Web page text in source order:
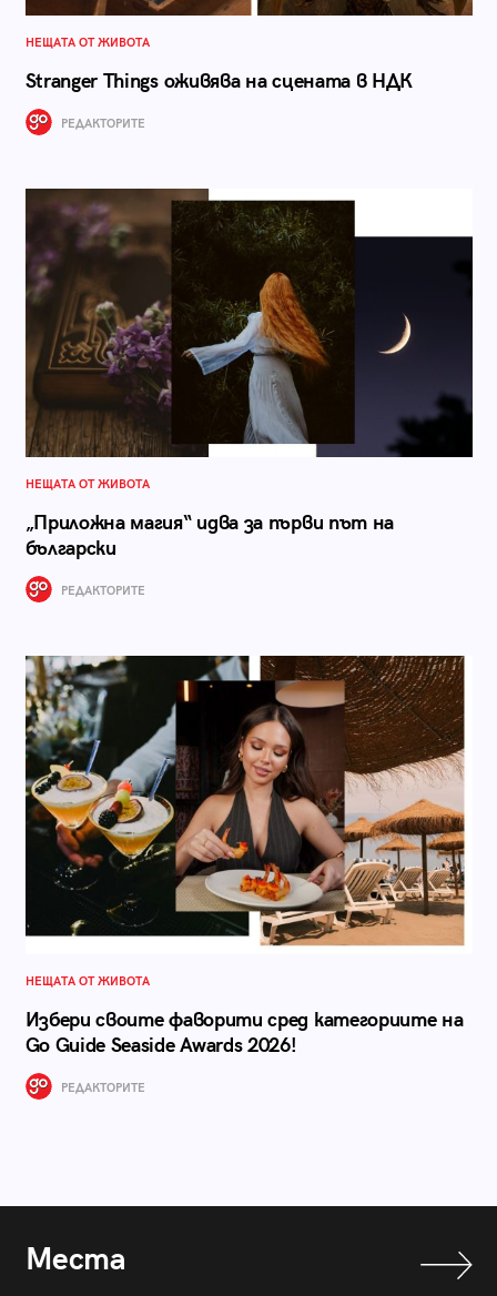
НЕЩАТА ОТ ЖИВОТА
Stranger Things оживява на сцената в НДК
РЕДАКТОРИТЕ
НЕЩАТА ОТ ЖИВОТА
„Приложна магия“ идва за първи път на
български
РЕДАКТОРИТЕ
НЕЩАТА ОТ ЖИВОТА
Избери своите фаворити сред категориите на
Go Guide Seaside Awards 2026!
РЕДАКТОРИТЕ
Места